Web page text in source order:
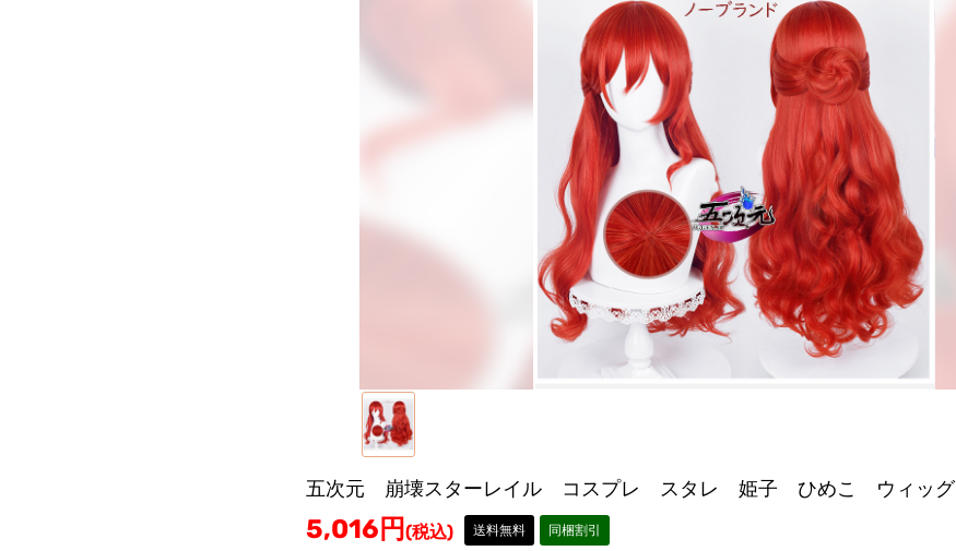
五次元 崩壊スターレイル コスプレ スタレ 姫子 ひめこ ウィッグ
5,016 円 (税込) 送料無料 同梱割引